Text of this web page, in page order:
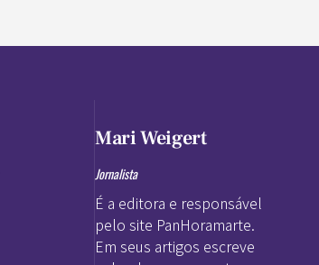
Mari Weigert
Jornalista
É a editora e responsável
pelo site PanHoramarte.
Em seus artigos escreve